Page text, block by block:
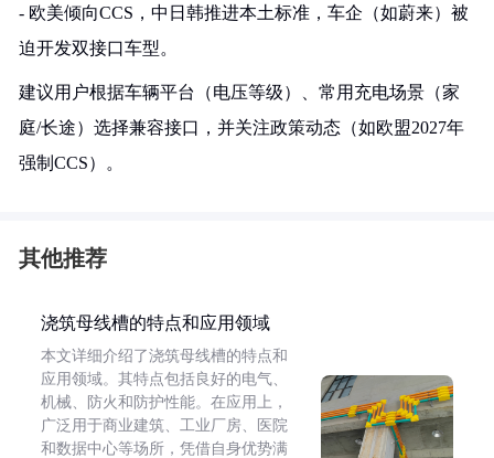
- 欧美倾向CCS，中日韩推进本土标准，车企（如蔚来）被
迫开发双接口车型。
建议用户根据车辆平台（电压等级）、常用充电场景（家
庭/长途）选择兼容接口，并关注政策动态（如欧盟2027年
强制CCS）。
其他推荐
浇筑母线槽的特点和应用领域
本文详细介绍了浇筑母线槽的特点和
应用领域。其特点包括良好的电气、
机械、防火和防护性能。在应用上，
广泛用于商业建筑、工业厂房、医院
和数据中心等场所，凭借自身优势满